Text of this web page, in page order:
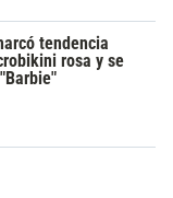
tendencia
rosa y se